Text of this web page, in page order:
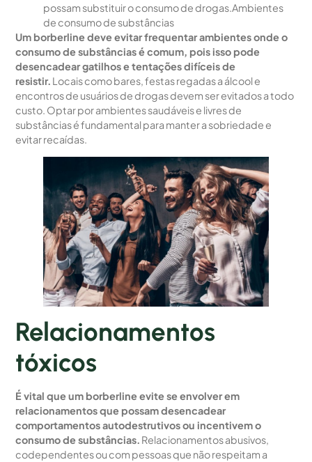
possam substituir o consumo de drogas.Ambientes
de consumo de substâncias
Um borberline deve evitar frequentar ambientes onde o
consumo de substâncias é comum, pois isso pode
desencadear gatilhos e tentações difíceis de
resistir. Locais como bares, festas regadas a álcool e
encontros de usuários de drogas devem ser evitados a todo
custo. Optar por ambientes saudáveis e livres de
substâncias é fundamental para manter a sobriedade e
evitar recaídas.
Relacionamentos
tóxicos
É vital que um borberline evite se envolver em
relacionamentos que possam desencadear
comportamentos autodestrutivos ou incentivem o
consumo de substâncias. Relacionamentos abusivos,
codependentes ou com pessoas que não respeitam a